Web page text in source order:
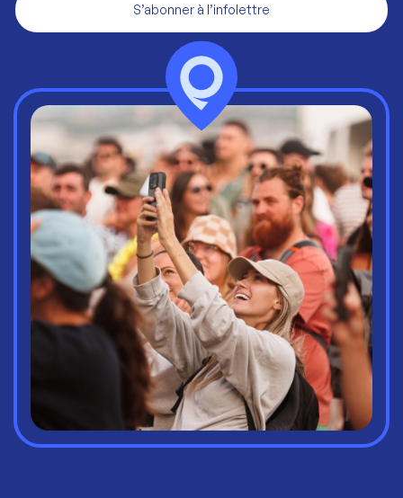
S’abonner à l’infolettre